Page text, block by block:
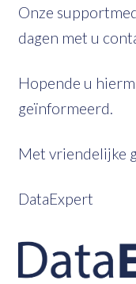
Onze
dagen met u
Hopende u
geïnformeerd.
Met vriendelijke
DataExpert